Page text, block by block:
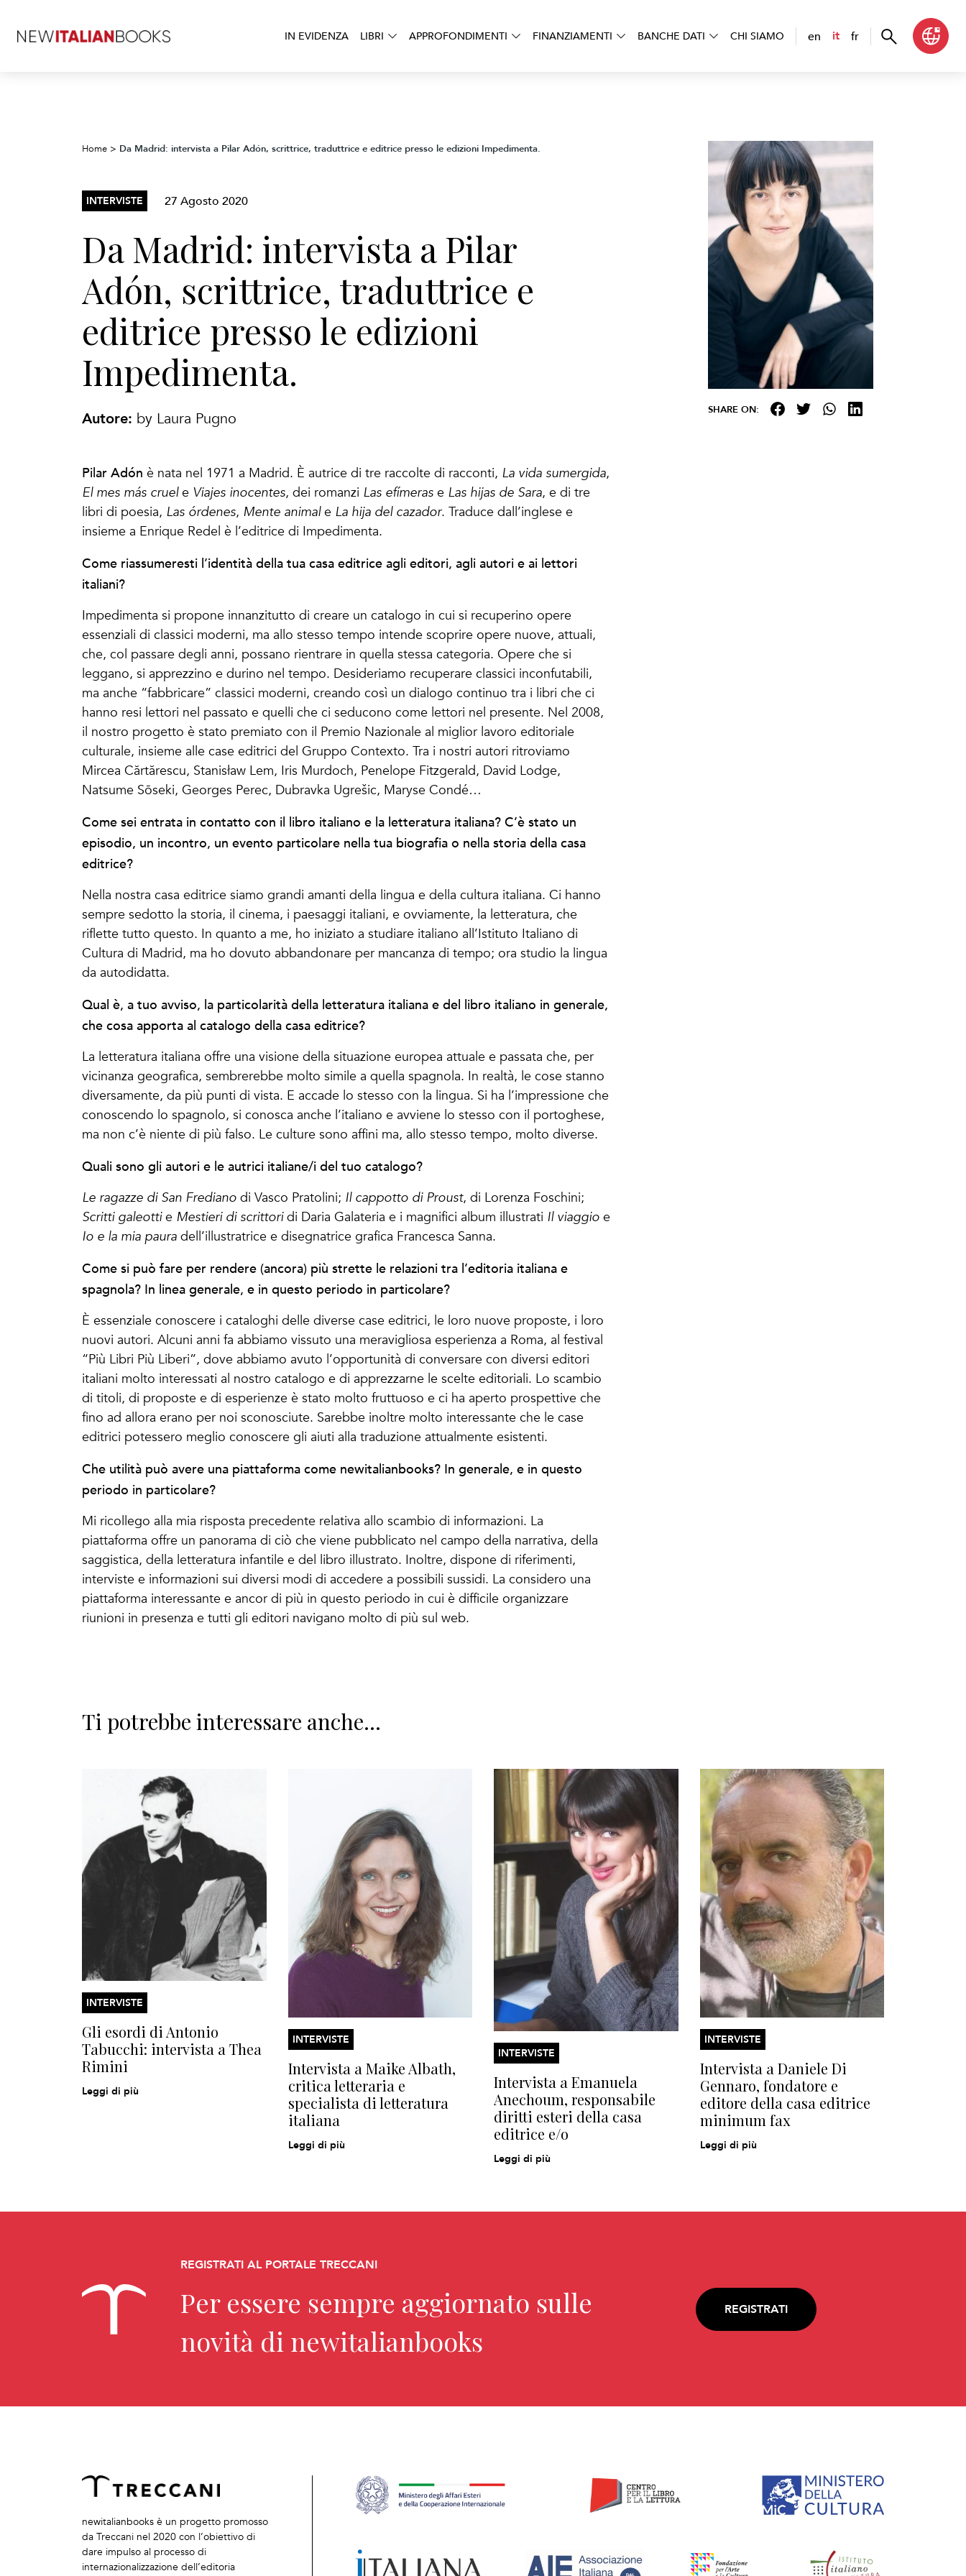
IN EVIDENZA LIBRI APPROFONDIMENTI FINANZIAMENTI BANCHE DATI CHI SIAMO en it fr
Home > Da Madrid: intervista a Pilar Adón, scrittrice, traduttrice e editrice presso le edizioni Impedimenta.
INTERVISTE 27 Agosto 2020
Da Madrid: intervista a Pilar
Adón, scrittrice, traduttrice e
editrice presso le edizioni
Impedimenta.
Autore: by Laura Pugno
Pilar Adón è nata nel 1971 a Madrid. È autrice di tre raccolte di racconti, La vida sumergida,
El mes más cruele Viajes inocentes, dei romanzi Las efímeras e Las hijas de Sara, e di tre
libri di poesia, Las órdenes, Mente animale La hija del cazador. Traduce dall’inglese e
insieme a Enrique Redel è l’editrice di Impedimenta.
Come riassumeresti l’identità della tua casa editrice agli editori, agli autori e ai lettori
italiani?
Impedimenta si propone innanzitutto di creare un catalogo in cui si recuperino opere
essenziali di classici moderni, ma allo stesso tempo intende scoprire opere nuove, attuali,
che, col passare degli anni, possano rientrare in quella stessa categoria. Opere che si
leggano, si apprezzino e durino nel tempo. Desideriamo recuperare classici inconfutabili,
ma anche “fabbricare” classici moderni, creando così un dialogo continuo tra i libri che ci
hanno resi lettori nel passato e quelli che ci seducono come lettori nel presente. Nel 2008,
il nostro progetto è stato premiato con il Premio Nazionale al miglior lavoro editoriale
culturale, insieme alle case editrici del Gruppo Contexto. Tra i nostri autori ritroviamo
Mircea Cărtărescu, Stanisław Lem, Iris Murdoch, Penelope Fitzgerald, David Lodge,
Natsume Sōseki, Georges Perec, Dubravka Ugrešic, Maryse Condé…
Come sei entrata in contatto con il libro italiano e la letteratura italiana? C’è stato un
episodio, un incontro, un evento particolare nella tua biografia o nella storia della casa
editrice?
Nella nostra casa editrice siamo grandi amanti della lingua e della cultura italiana. Ci hanno
sempre sedotto la storia, il cinema, i paesaggi italiani, e ovviamente, la letteratura, che
riflette tutto questo. In quanto a me, ho iniziato a studiare italiano all’Istituto Italiano di
Cultura di Madrid, ma ho dovuto abbandonare per mancanza di tempo; ora studio la lingua
da autodidatta.
Qual è, a tuo avviso, la particolarità della letteratura italiana e del libro italiano in generale,
che cosa apporta al catalogo della casa editrice?
La letteratura italiana offre una visione della situazione europea attuale e passata che, per
vicinanza geografica, sembrerebbe molto simile a quella spagnola. In realtà, le cose stanno
diversamente, da più punti di vista. E accade lo stesso con la lingua. Si ha l’impressione che
conoscendo lo spagnolo, si conosca anche l’italiano e avviene lo stesso con il portoghese,
ma non c’è niente di più falso. Le culture sono affini ma, allo stesso tempo, molto diverse.
Quali sono gli autori e le autrici italiane/i del tuo catalogo?
Le ragazze di San Frediano di Vasco Pratolini; Il cappotto di Proust, di Lorenza Foschini;
Scritti galeottie Mestieri di scrittoridi Daria Galateria e i magnifici album illustrati Il viaggio e
Io e la mia paura dell’illustratrice e disegnatrice grafica Francesca Sanna.
Come si può fare per rendere (ancora) più strette le relazioni tra l’editoria italiana e
spagnola? In linea generale, e in questo periodo in particolare?
È essenziale conoscere i cataloghi delle diverse case editrici, le loro nuove proposte, i loro
nuovi autori. Alcuni anni fa abbiamo vissuto una meravigliosa esperienza a Roma, al festival
“Più Libri Più Liberi”, dove abbiamo avuto l’opportunità di conversare con diversi editori
italiani molto interessati al nostro catalogo e di apprezzarne le scelte editoriali. Lo scambio
di titoli, di proposte e di esperienze è stato molto fruttuoso e ci ha aperto prospettive che
fino ad allora erano per noi sconosciute. Sarebbe inoltre molto interessante che le case
editrici potessero meglio conoscere gli aiuti alla traduzione attualmente esistenti.
Che utilità può avere una piattaforma come newitalianbooks? In generale, e in questo
periodo in particolare?
Mi ricollego alla mia risposta precedente relativa allo scambio di informazioni. La
piattaforma offre un panorama di ciò che viene pubblicato nel campo della narrativa, della
saggistica, della letteratura infantile e del libro illustrato. Inoltre, dispone di riferimenti,
interviste e informazioni sui diversi modi di accedere a possibili sussidi. La considero una
piattaforma interessante e ancor di più in questo periodo in cui è difficile organizzare
riunioni in presenza e tutti gli editori navigano molto di più sul web.
SHARE ON:
Ti potrebbe interessare anche...
INTERVISTE
Gli esordi di Antonio
Tabucchi: intervista a Thea
Rimini
Leggi di più
INTERVISTE
Intervista a Maike Albath,
critica letteraria e
specialista di letteratura
italiana
Leggi di più
INTERVISTE
Intervista a Emanuela
Anechoum, responsabile
diritti esteri della casa
editrice e/o
Leggi di più
INTERVISTE
Intervista a Daniele Di
Gennaro, fondatore e
editore della casa editrice
minimum fax
Leggi di più
REGISTRATI AL PORTALE TRECCANI
Per essere sempre aggiornato sulle
novità di newitalianbooks
REGISTRATI
newitalianbooks è un progetto promosso
da Treccani nel 2020 con l’obiettivo di
dare impulso al processo di
internazionalizzazione dell’editoria